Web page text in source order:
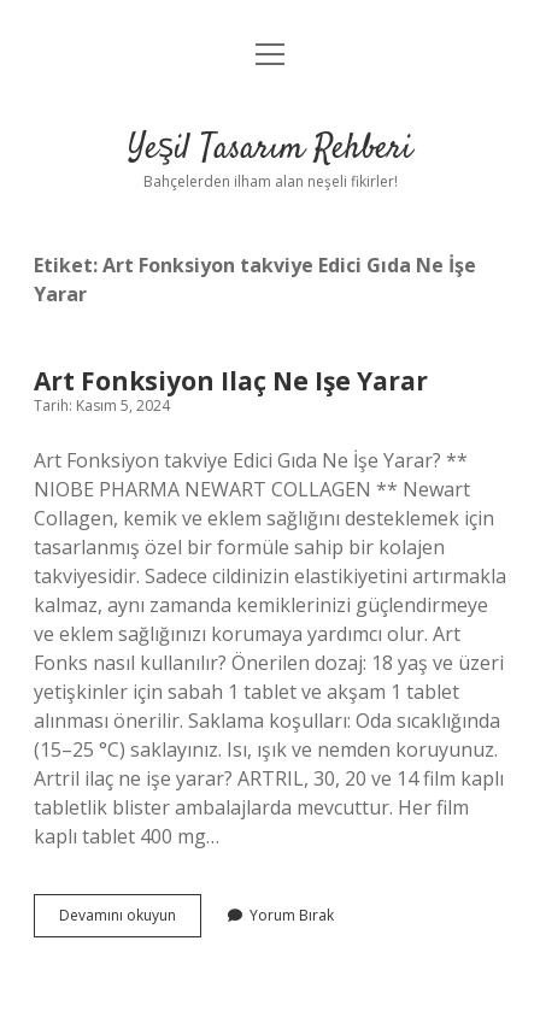
Anasayfa
Yasal Uyarı
menüyü
Yeşil Tasarım Rehberi
Bahçelerden ilham alan neşeli fikirler!
Etiket:Art Fonksiyon takviye Edici Gıda Ne İşe
Yarar
Art Fonksiyon Ilaç Ne Işe Yarar
Tarih: Kasım 5, 2024
Art Fonksiyon takviye Edici Gıda Ne İşe Yarar? **
NIOBE PHARMA NEWART COLLAGEN ** Newart
Collagen, kemik ve eklem sağlığını desteklemek için
tasarlanmış özel bir formüle sahip bir kolajen
takviyesidir. Sadece cildinizin elastikiyetini artırmakla
kalmaz, aynı zamanda kemiklerinizi güçlendirmeye
ve eklem sağlığınızı korumaya yardımcı olur. Art
Fonks nasıl kullanılır? Önerilen dozaj: 18 yaş ve üzeri
yetişkinler için sabah 1 tablet ve akşam 1 tablet
alınması önerilir. Saklama koşulları: Oda sıcaklığında
(15–25 °C) saklayınız. Isı, ışık ve nemden koruyunuz.
Artril ilaç ne işe yarar? ARTRIL, 30, 20 ve 14 film kaplı
tabletlik blister ambalajlarda mevcuttur. Her film
kaplı tablet 400 mg…
Devamını okuyun
Fonksiyon
Yorum Bırak